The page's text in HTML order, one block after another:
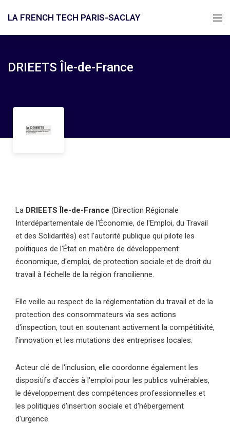
LA FRENCH TECH PARIS-SACLAY
DRIEETS Île-de-France
La DRIEETS Île-de-France (Direction Régionale
Interdépartementale de l'Économie, de l'Emploi, du Travail
et des Solidarités) est l'autorité publique qui pilote les
politiques de l'État en matière de développement
économique, d'emploi, de protection sociale et de droit du
travail à l'échelle de la région francilienne.
Elle veille au respect de la réglementation du travail et de la
protection des consommateurs via ses actions
d'inspection, tout en soutenant activement la compétitivité,
l'innovation et les mutations des entreprises locales.
Acteur clé de l'inclusion, elle coordonne également les
dispositifs d'accès à l'emploi pour les publics vulnérables,
le développement des compétences professionnelles et
les politiques d'insertion sociale et d'hébergement
d'urgence.